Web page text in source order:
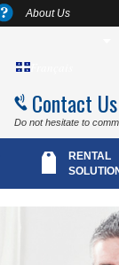
About Us
Contact Us
Do not hesitate to
RENTAL